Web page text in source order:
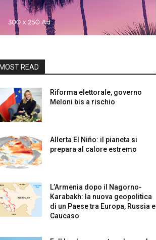
READ
Riforma elettorale, governo
Meloni bis a rischio
Allerta El Niño: il pianeta si
prepara al calore estremo
L’Armenia dopo il Nagorno-
Karabakh: la nuova geopolitica
di un Paese tra Europa, Russia e
Caucaso